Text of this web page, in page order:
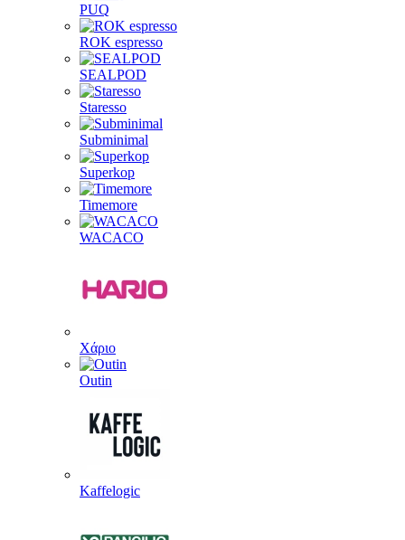
PUQ
ROK espresso
SEALPOD
Staresso
Subminimal
Superkop
Timemore
WACACO
Χάριο
Outin
Kaffelogic